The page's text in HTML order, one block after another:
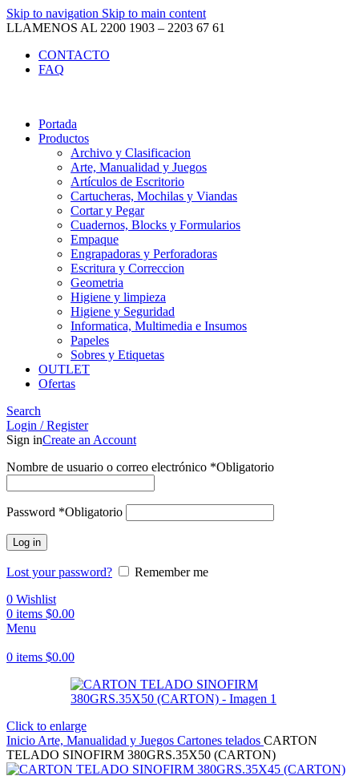
Skip to navigation Skip to main content
LLAMENOS AL 2200 1903 – 2203 67 61
CONTACTO
FAQ
Portada
Productos
Archivo y Clasificacion
Arte, Manualidad y Juegos
Artículos de Escritorio
Cartucheras, Mochilas y Viandas
Cortar y Pegar
Cuadernos, Blocks y Formularios
Empaque
Engrapadoras y Perforadoras
Escritura y Correccion
Geometria
Higiene y limpieza
Higiene y Seguridad
Informatica, Multimedia e Insumos
Papeles
Sobres y Etiquetas
OUTLET
Ofertas
Search
Login / Register
Sign inCreate an Account
Nombre de usuario o correo electrónico *Obligatorio
Password *Obligatorio
Log in
Lost your password?
Remember me
0 Wishlist
0 items $0.00
Menu
0 items $0.00
Click to enlarge
Inicio Arte, Manualidad y Juegos Cartones telados CARTON
TELADO SINOFIRM 380GRS.35X50 (CARTON)